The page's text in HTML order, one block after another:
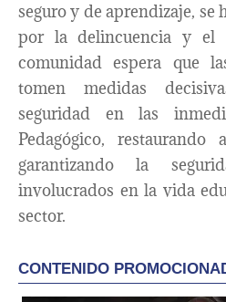
seguro y de aprendizaje,
por la delincuencia y el
comunidad espera que
tomen medidas
seguridad en las
Pedagógico,
garantizando la
involucrados en la vida
sector.